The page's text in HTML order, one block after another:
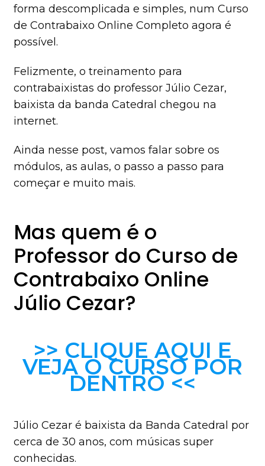
forma descomplicada e simples, num Curso
de Contrabaixo Online Completo agora é
possível.
Felizmente, o treinamento para
contrabaixistas do professor Júlio Cezar,
baixista da banda Catedral chegou na
internet.
Ainda nesse post, vamos falar sobre os
módulos, as aulas, o passo a passo para
começar e muito mais.
Mas quem é o
Professor do Curso de
Contrabaixo Online
Júlio Cezar?
>> CLIQUE AQUI E
VEJA O CURSO POR
DENTRO <<
Júlio Cezar é baixista da Banda Catedral por
cerca de 30 anos, com músicas super
conhecidas.